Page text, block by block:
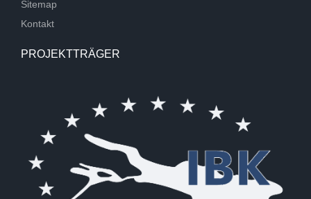
Sitemap
Kontakt
PROJEKTTRÄGER